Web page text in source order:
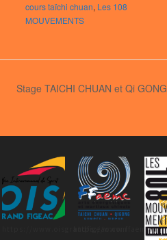
cours taïchi chuan, Les 108
MOUVEMENTS
Stage TAICHI CHUAN et Qi GONG
https://www.ffaemc.fr/